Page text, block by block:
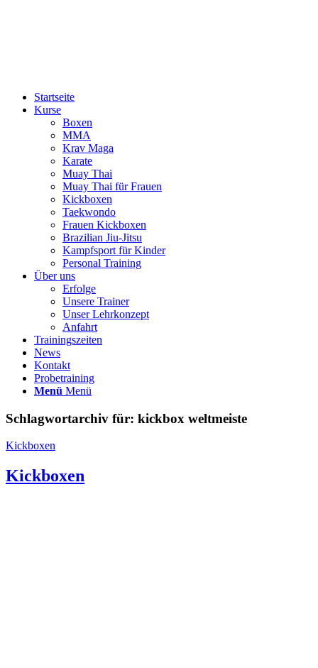
Startseite
Kurse
Boxen
MMA
Krav Maga
Karate
Muay Thai
Muay Thai für Frauen
Kickboxen
Taekwondo
Frauen Kickboxen
Brazilian Jiu-Jitsu
Kampfsport für Kinder
Personal Training
Über uns
Erfolge
Unsere Trainer
Unser Lehrkonzept
Anfahrt
Trainingszeiten
News
Kontakt
Probetraining
Menü Menü
Schlagwortarchiv für: kickbox weltmeiste
Kickboxen
Kickboxen